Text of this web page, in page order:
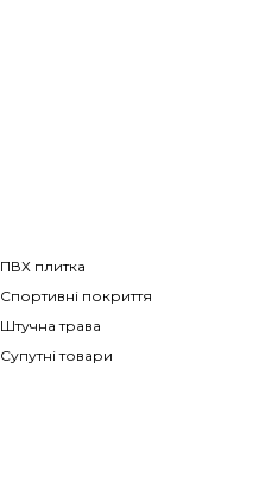
ПВХ плитка
Спортивні покриття
Штучна трава
Супутні товари